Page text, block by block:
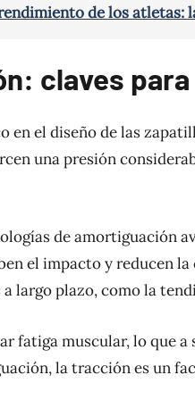
de los atletas:
claves
el diseño de las
una presión
de amortiguación
el impacto y reducen
largo plazo, como la
fatiga muscular, lo que a
la tracción es un